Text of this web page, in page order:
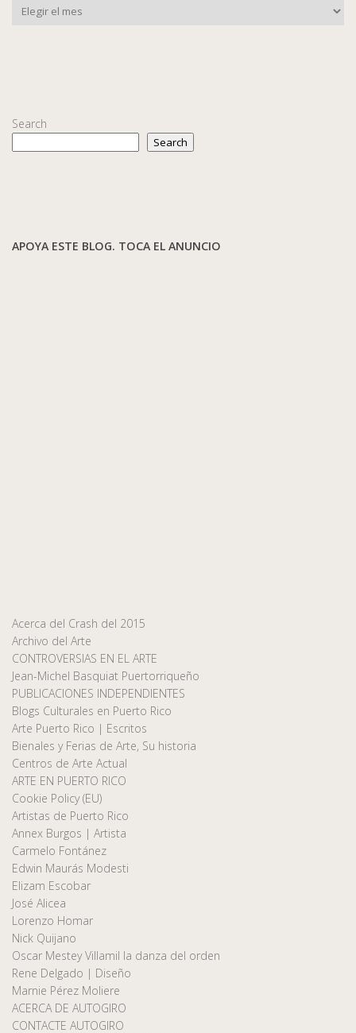
Search
Search
APOYA ESTE BLOG. TOCA EL ANUNCIO
Acerca del Crash del 2015
Archivo del Arte
CONTROVERSIAS EN EL ARTE
Jean-Michel Basquiat Puertorriqueño
PUBLICACIONES INDEPENDIENTES
Blogs Culturales en Puerto Rico
Arte Puerto Rico | Escritos
Bienales y Ferias de Arte, Su historia
Centros de Arte Actual
ARTE EN PUERTO RICO
Cookie Policy (EU)
Artistas de Puerto Rico
Annex Burgos | Artista
Carmelo Fontánez
Edwin Maurás Modesti
Elizam Escobar
José Alicea
Lorenzo Homar
Nick Quijano
Oscar Mestey Villamil la danza del orden
Rene Delgado | Diseño
Marnie Pérez Moliere
ACERCA DE AUTOGIRO
CONTACTE AUTOGIRO